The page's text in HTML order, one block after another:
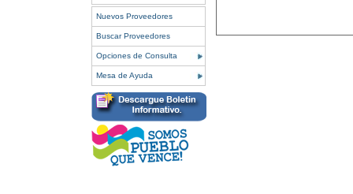
Nuevos Proveedores
Buscar Proveedores
Opciones de Consulta
Mesa de Ayuda